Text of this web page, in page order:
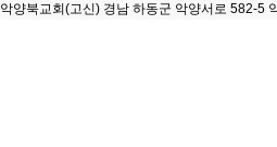
악양북교회(고신) 경남 하동군 악양서로 582-5